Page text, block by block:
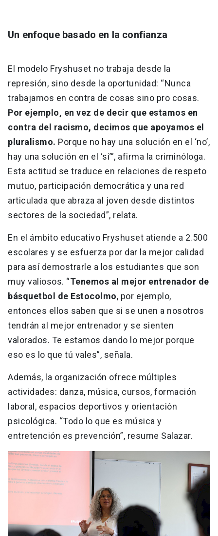
Un enfoque basado en la confianza
El modelo Fryshuset no trabaja desde la
represión, sino desde la oportunidad: “Nunca
trabajamos en contra de cosas sino pro cosas.
Por ejemplo, en vez de decir que estamos en
contra del racismo, decimos que apoyamos el
pluralismo. Porque no hay una solución en el ‘no’,
hay una solución en el ‘sí’”, afirma la criminóloga.
Esta actitud se traduce en relaciones de respeto
mutuo, participación democrática y una red
articulada que abraza al joven desde distintos
sectores de la sociedad”, relata.
En el ámbito educativo Fryshuset atiende a 2.500
escolares y se esfuerza por dar la mejor calidad
para así demostrarle a los estudiantes que son
muy valiosos. “Tenemos al mejor entrenador de
básquetbol de Estocolmo, por ejemplo,
entonces ellos saben que si se unen a nosotros
tendrán al mejor entrenador y se sienten
valorados. Te estamos dando lo mejor porque
eso es lo que tú vales”, señala.
Además, la organización ofrece múltiples
actividades: danza, música, cursos, formación
laboral, espacios deportivos y orientación
psicológica. “Todo lo que es música y
entretención es prevención”, resume Salazar.